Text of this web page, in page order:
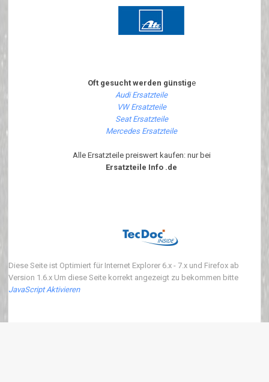
Oft gesucht werden günstige
Audi Ersatzteile
VW Ersatzteile
Seat Ersatzteile
Mercedes Ersatzteile
Alle Ersatzteile preiswert kaufen: nur bei
Ersatzteile Info .de
Diese Seite ist Optimiert für Internet Explorer 6.x - 7.x und Firefox ab
Version 1.6.x Um diese Seite korrekt angezeigt zu bekommen bitte
JavaScript Aktivieren